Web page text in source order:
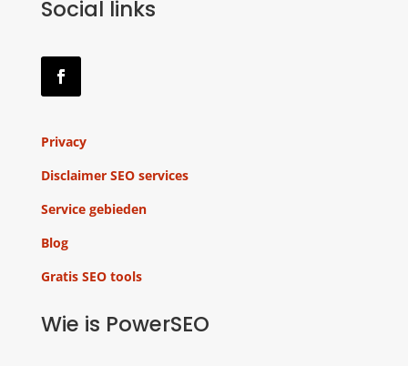
Social links
Privacy
Disclaimer SEO services
Service gebieden
Blog
Gratis SEO tools
Wie is PowerSEO